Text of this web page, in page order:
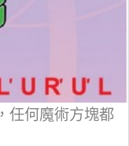
任何魔術方塊都